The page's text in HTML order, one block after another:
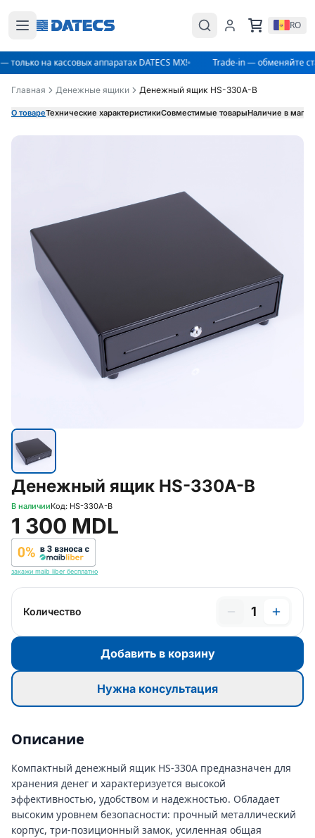
RO
только на кассовых аппаратах DATECS MX! Trade-in — обменяйте
Главная Денежные ящики Денежный ящик HS-330A-B
О товареТехнические характеристикиСовместимые товарыНаличие в
Денежный ящик HS-330A-B
В наличииКод: HS-330A-B
1 300 MDL
закажи maib liber бесплатно
Количество 1
Добавить в корзину
Нужна консультация
Описание
Компактный денежный ящик HS-330A предназначен для
хранения денег и характеризуется высокой
эффективностью, удобством и надежностью. Обладает
высоким уровнем безопасности: прочный металлический
корпус, три-позиционный замок, усиленная общая